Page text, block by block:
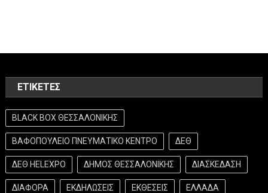
ΕΤΙΚΈΤΕΣ
BLACK BOX ΘΕΣΣΑΛΟΝΙΚΗΣ
ΒΑΦΟΠΟΥΛΕΙΟ ΠΝΕΥΜΑΤΙΚΟ ΚΕΝΤΡΟ ΔΕΘ
ΔΕΘ HELEXPO ΔΗΜΟΣ ΘΕΣΣΑΛΟΝΙΚΗΣ ΔΙΑΣΚΕΔΑΣΗ
ΔΙΑΦΟΡΑ ΕΚΔΗΛΩΣΕΙΣ ΕΚΘΕΣΕΙΣ ΕΛΛΑΔΑ